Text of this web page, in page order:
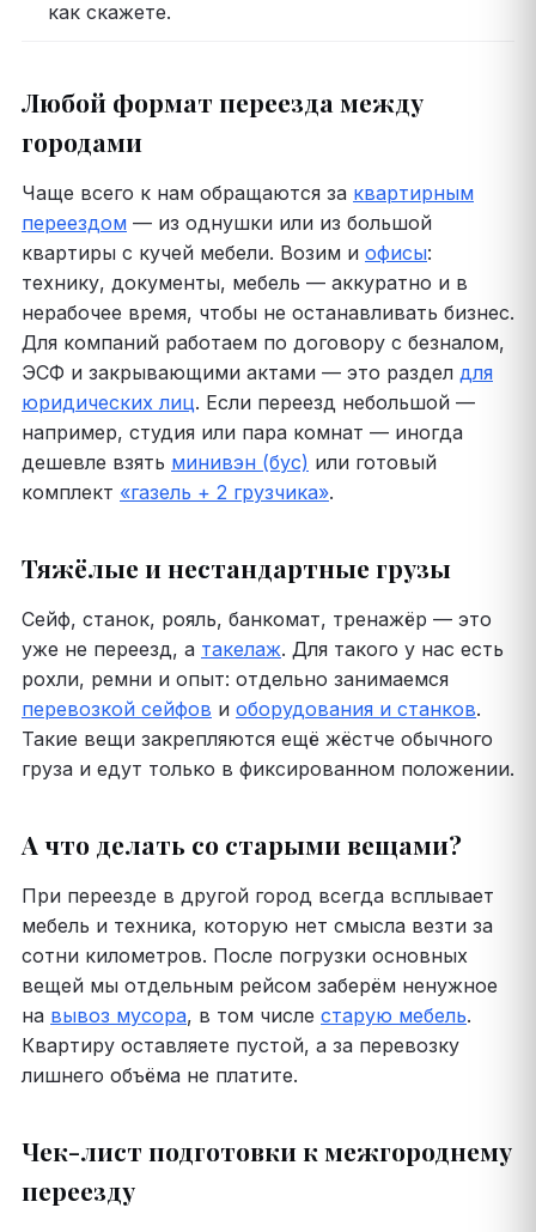
как скажете.
Любой формат переезда между
городами
Чаще всего к нам обращаются за квартирным
переездом — из однушки или из большой
квартиры с кучей мебели. Возим и офисы:
технику, документы, мебель — аккуратно и в
нерабочее время, чтобы не останавливать бизнес.
Для компаний работаем по договору с безналом,
ЭСФ и закрывающими актами — это раздел для
юридических лиц. Если переезд небольшой —
например, студия или пара комнат — иногда
дешевле взять минивэн (бус) или готовый
комплект «газель + 2 грузчика».
Тяжёлые и нестандартные грузы
Сейф, станок, рояль, банкомат, тренажёр — это
уже не переезд, а такелаж. Для такого у нас есть
рохли, ремни и опыт: отдельно занимаемся
перевозкой сейфов и оборудования и станков.
Такие вещи закрепляются ещё жёстче обычного
груза и едут только в фиксированном положении.
А что делать со старыми вещами?
При переезде в другой город всегда всплывает
мебель и техника, которую нет смысла везти за
сотни километров. После погрузки основных
вещей мы отдельным рейсом заберём ненужное
на вывоз мусора, в том числе старую мебель.
Квартиру оставляете пустой, а за перевозку
лишнего объёма не платите.
Чек-лист подготовки к межгороднему
переезду